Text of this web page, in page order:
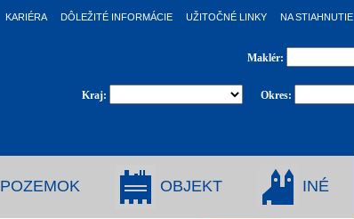
KARIÉRA DÔLEŽITÉ INFORMÁCIE UŽITOČNÉ LINKY NA STIAHNUTIE
Maklér:
Okres:
Kraj:
POZEMOK OBJEKT INÉ